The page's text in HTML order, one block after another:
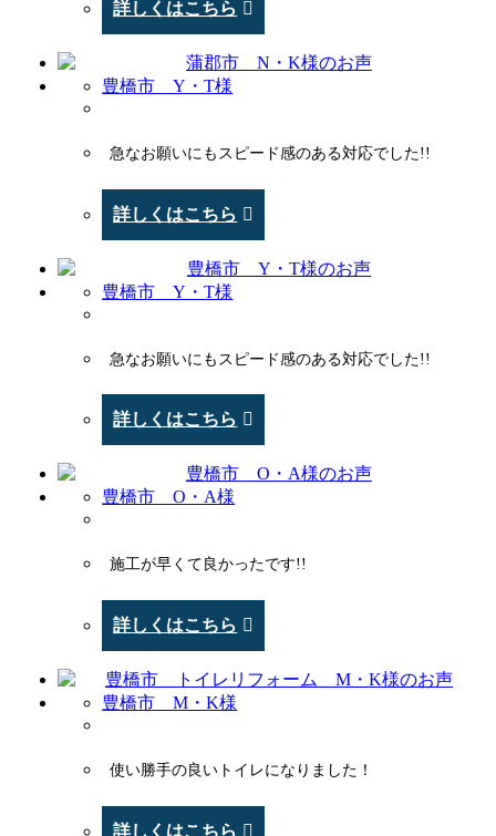
詳しくはこちら
豊橋市 Y・T様
急なお願いにもスピード感のある対応でした!!
詳しくはこちら
豊橋市 Y・T様
急なお願いにもスピード感のある対応でした!!
詳しくはこちら
豊橋市 O・A様
施工が早くて良かったです!!
詳しくはこちら
豊橋市 M・K様
使い勝手の良いトイレになりました！
詳しくはこちら